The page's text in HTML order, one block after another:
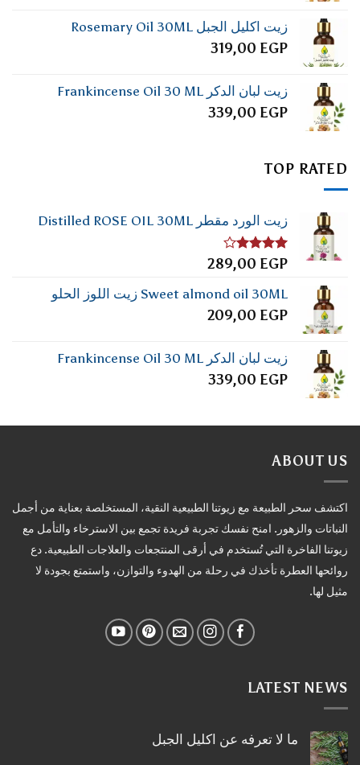
زيت اكليل الجبل Rosemary Oil 30ML
319,00 EGP
زيت لبان الدكر Frankincense Oil 30 ML
339,00 EGP
TOP RATED
زيت الورد مقطر Distilled ROSE OIL 30ML
تم
4.00من
5
289,00 EGP
Sweet almond oil 30ML زيت اللوز الحلو
209,00 EGP
زيت لبان الدكر Frankincense Oil 30 ML
339,00 EGP
ABOUT US
اكتشف سحر الطبيعة مع زيوتنا الطبيعية النقية، المستخلصة بعناية من أجمل
النباتات والزهور. امنح نفسك تجربة فريدة تجمع بين الاسترخاء والتأمل مع
زيوتنا الفاخرة التي تُستخدم في أرقى المنتجعات والعلاجات الطبيعية. دع
روائحها العطرة تأخذك في رحلة من الهدوء والتوازن، واستمتع بجودة لا
مثيل لها.
LATEST NEWS
ما لا تعرفه عن اكليل الجبل